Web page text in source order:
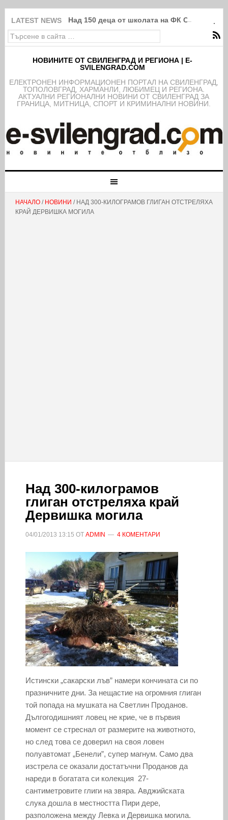
LATEST NEWS Над 150 деца от школата на ФК
НОВИНИТЕ ОТ СВИЛЕНГРАД И РЕГИОНА | E-
SVILENGRAD.COM
EЛЕКТРОНЕН ИНФОРМАЦИОНЕН ПОРТАЛ НА СВИЛЕНГРАД,
ТОПОЛОВГРАД, ХАРМАНЛИ, ЛЮБИМЕЦ И РЕГИОНА.
АКТУАЛНИ РЕГИОНАЛНИ НОВИНИ ОТ СВИЛЕНГРАД ЗА
ГРАНИЦА, МИТНИЦА, СПОРТ И КРИМИНАЛНИ НОВИНИ.
НАЧАЛО/ НОВИНИ / НАД 300-КИЛОГРАМОВ ГЛИГАН ОТСТРЕЛЯХА
КРАЙ ДЕРВИШКА МОГИЛА
Над 300-килограмов
глиган отстреляха край
Дервишка могила
04/01/2013 13:15 ОТ ADMIN 4 КОМЕНТАРИ
Истински „сакарски лъв” намери кончината си по
празничните дни. За нещастие на огромния глиган
той попада на мушката на Светлин Проданов.
Дългогодишният ловец не крие, че в първия
момент се стреснал от размерите на животното,
но след това се доверил на своя ловен
полуавтомат „Бенели”, супер магнум. Само два
изстрела се оказали достатъчни Проданов да
нареди в богатата си колекция 27-
сантиметровите глиги на звяра. Авджийската
слука дошла в местността Пири дере,
разположена между Левка и Дервишка могила.